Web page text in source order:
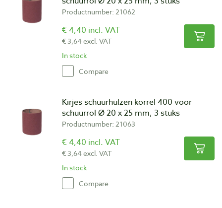
Productnumber: 21062
€ 4,40 incl. VAT
€ 3,64 excl. VAT
In stock
Compare
Kirjes schuurhulzen korrel 400 voor
schuurrol Ø 20 x 25 mm, 3 stuks
Productnumber: 21063
€ 4,40 incl. VAT
€ 3,64 excl. VAT
In stock
Compare